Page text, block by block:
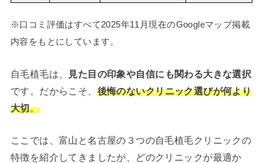
※口コミ評価はすべて2025年11月現在のGoogleマップ掲載
内容をもとにしています。
自毛植毛は、
見た目の印象や自信にも関わる大きな選択
です。だからこそ、 後悔のないクリニック選びが何より
大切。
ここでは、富山と名古屋の３つの自毛植毛クリニックの
特徴を紹介してきましたが、どのクリニックが最適か